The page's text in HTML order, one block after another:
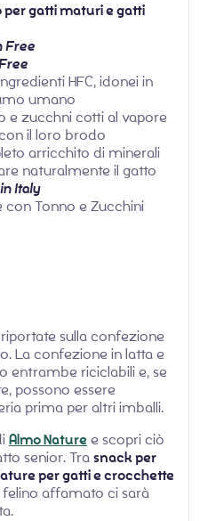
gatti maturi e gatti
Free
HFC, idonei in
umano
e zucchni cotti al vapore
il loro brodo
arricchito di minerali
naturalmente il gatto
Italy
con Tonno e Zucchini
sulla confezione
La confezione in latta e
entrambe riciclabili e, se
possono essere
prima per altri imballi.
Almo Nature e scopri ciò
senior. Trasnack per
per gatti e crocchette
felino affamato ci sarà